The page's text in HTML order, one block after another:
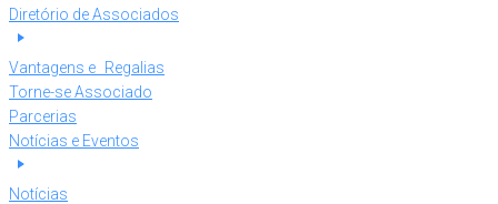
Diretório de Associados
Vantagens e Regalias
Torne-se Associado
Parcerias
Notícias e Eventos
Notícias